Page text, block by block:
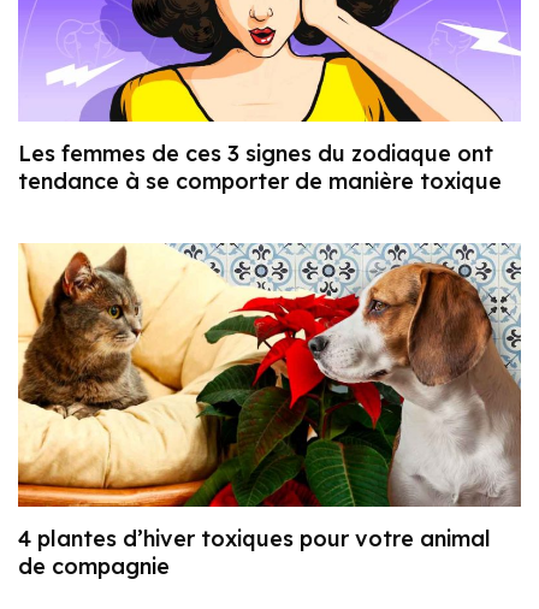
Les femmes de ces 3 signes du zodiaque ont
tendance à se comporter de manière toxique
4 plantes d’hiver toxiques pour votre animal
de compagnie